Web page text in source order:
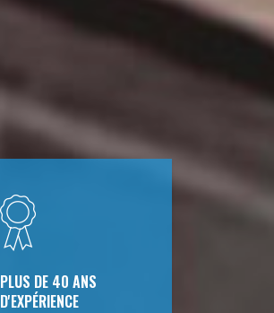
PLUS DE 40 ANS
D'EXPÉRIENCE